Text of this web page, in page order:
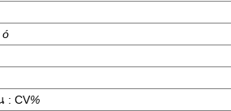
ó
: CV%